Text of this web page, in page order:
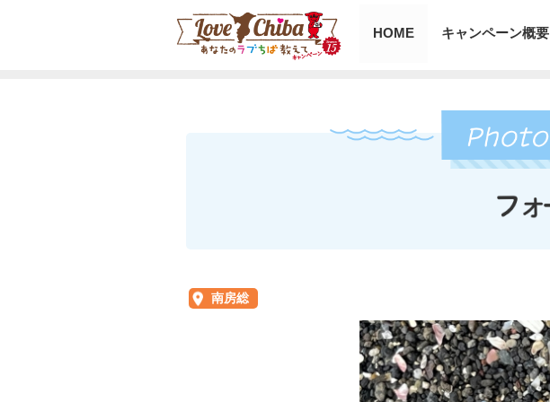
HOME キャンペーン概要
南房総